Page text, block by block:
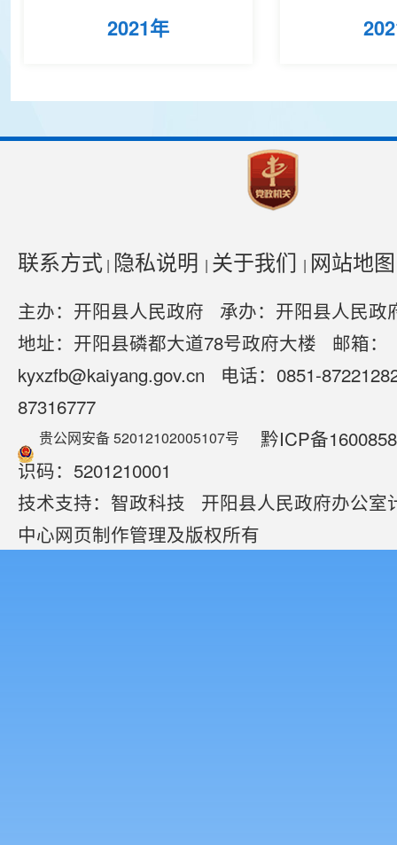
2021年
联系方式 | 隐私说明 | 关于我们 | 网站地
主办：开阳县人民政府 承办：开阳县人民政
地址：开阳县磷都大道78号政府大楼 邮箱：
kyxzfb@kaiyang.gov.cn 电话：0851-
87316777
贵公网安备 52012102005107号
黔ICP备
识码：5201210001
技术支持： 智政科技
开阳县人民政府办公室
中心网页制作管理及版权所有